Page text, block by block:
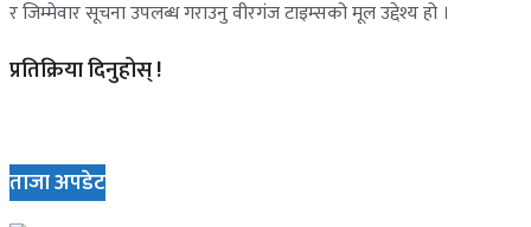
र जिम्मेवार सूचना उपलब्ध गराउनु वीरगंज टाइम्सको मूल उद्देश्य हो ।
प्रतिक्रिया दिनुहोस् !
ताजा अपडेट